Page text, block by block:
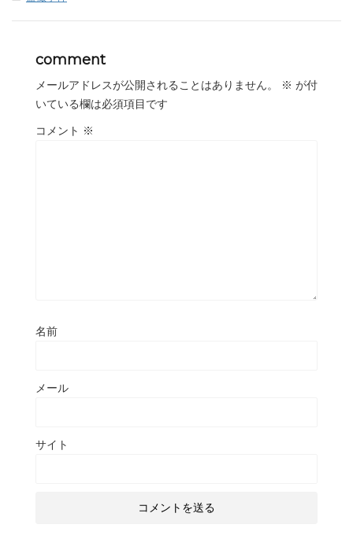
comment
メールアドレスが公開されることはありません。 ※ が付
いている欄は必須項目です
コメント ※
名前
メール
サイト